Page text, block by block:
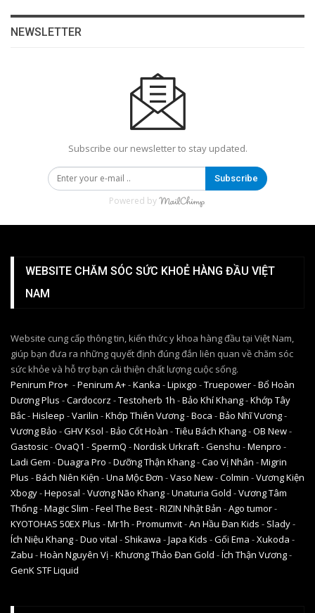
NEWSLETTER
Subscribe our newsletter to stay updated.
Subscribe
Powered by
WEBSITE CHĂM SÓC SỨC KHOẺ HÀNG ĐẦU VIỆT
NAM
Website cung cấp thông tin, kiến thức y khoa hàng đầu tại Việt Nam,
giúp bạn đưa ra những quyết định đúng đắn liên quan về chăm sóc
sức khỏe và hỗ trợ bạn cải thiện chất lượng cuộc sống.
Penirum Pro+ -Penirum A+-Kanka -Lipixgo -Truepower-Bổ Hoàn
Dương Plus -Cardocorz -Testoherb 1h -Bảo Khí Khang-Khớp Tây
Bắc-Hisleep -Varilin -Khớp Thiên Vương-Boca -Bảo Nhĩ Vương-
Vương Bảo -GHV Ksol -Bảo Cốt Hoàn -Tiêu Bách Khang-OB New-
Gastosic-OvaQ1 - SpermQ -Nordisk Urkraft-Genshu -Menpro -
Ladi Gem -Duagra Pro -Dưỡng Thận Khang-Cao Vị Nhân -Migrin
Plus -Bách Niên Kiện -Una Mộc Đơn -Vaso New-Colmin -Vương Kiện
Xbogy-Heposal -Vương Não Khang-Unaturia Gold -Vương Tâm
Thống-Magic Slim -Feel The Best-RIZIN Nhật Bản -Ago tumor-
KYOTOHAS 50EX Plus -Mr1h -Promumvit-An Hầu Đan Kids - Slady-
Ích Niệu Khang-Duo vital - Shikawa -Japa Kids -Gối Ema -Xukoda -
Zabu -Hoàn Nguyên Vị-Khương Thảo Đan Gold -Ích Thận Vương-
GenK STF Liquid